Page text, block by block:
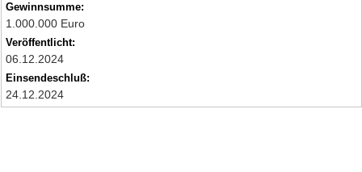
Gewinnsumme:
1.000.000 Euro
Veröffentlicht:
06.12.2024
Einsendeschluß:
24.12.2024